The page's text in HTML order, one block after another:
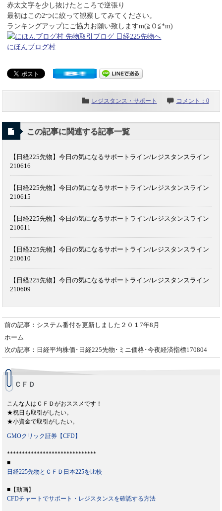
赤太文字を少し抜けたところで逆張り
最初はこの2つに絞って観察してみてください。
ランキングアップにご協力お願い致しますm(≧Ｏ≦*m)
にほんブログ村
レジスタンス・サポート コメント：0
この記事に関連する記事一覧
【日経225先物】今日の気になるサポートライン/レジスタンスライン
210616
【日経225先物】今日の気になるサポートライン/レジスタンスライン
210615
【日経225先物】今日の気になるサポートライン/レジスタンスライン
210611
【日経225先物】今日の気になるサポートライン/レジスタンスライン
210610
【日経225先物】今日の気になるサポートライン/レジスタンスライン
210609
前の記事：システム番付を更新しました２０１7年8月
ホーム
次の記事：日経平均株価･日経225先物･ミニ価格･今夜経済指標170804
ＣＦＤ
こんな人はＣＦＤがおススメです！
★祝日も取引がしたい。
★小資金で取引がしたい。
GMOクリック証券【CFD】
******************************
■
日経225先物とＣＦＤ日本225を比較
■【動画】
CFDチャートでサポート・レジスタンスを確認する方法